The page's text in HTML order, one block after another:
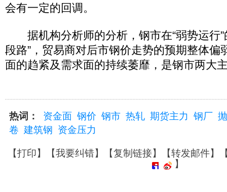
会有一定的回调。
据机构分析师的分析，钢市在“弱势运行”
段路”，贸易商对后市钢价走势的预期整体偏
面的趋紧及需求面的持续萎靡，是钢市两大
热词： 资金面 钢价 钢市 热轧 期货主力 钢厂
卷 建筑钢 资金压力
【打印】【我要纠错】【复制链接】【转发邮件】
】